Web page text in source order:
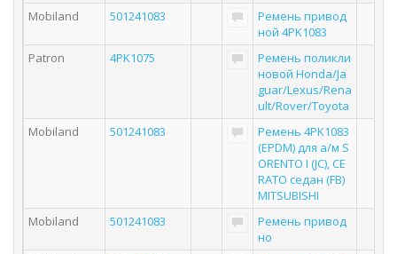
Mobiland
501241083
Ремень привод
ной 4PK1083
Patron
4PK1075
Ремень поликли
новой Honda/Ja
guar/Lexus/Rena
ult/Rover/Toyota
Mobiland
501241083
Ремень 4PK1083
(EPDM) для а/м S
ORENTO I (JC), CE
RATO седан (FB)
MITSUBISHI
Mobiland
501241083
Ремень привод
но